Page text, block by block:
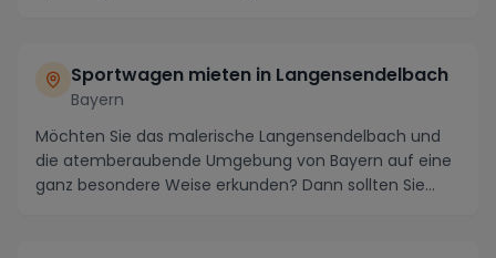
Sportwagen mieten in Langensendelbach
Bayern
Möchten Sie das malerische Langensendelbach und
die atemberaubende Umgebung von Bayern auf eine
ganz besondere Weise erkunden? Dann sollten Sie